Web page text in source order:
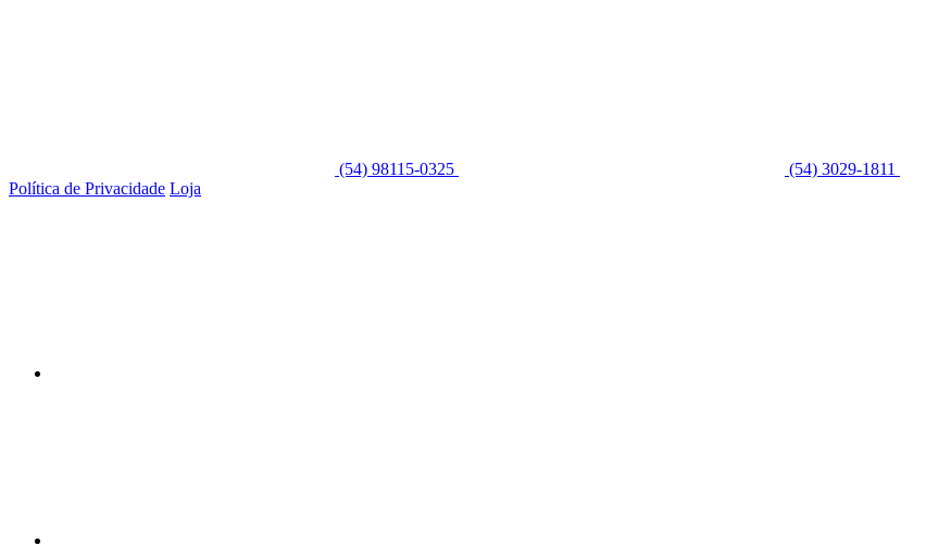
(54) 98115-0325 (54) 3029-1811
Política de Privacidade Loja